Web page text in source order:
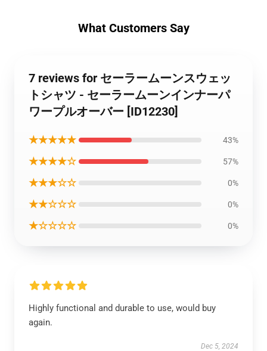
What Customers Say
7 reviews for セーラームーンスウェッ
トシャツ - セーラームーンインナーパ
ワープルオーバー [ID12230]
★★★★★ 43%
★★★★☆ 57%
★★★☆☆ 0%
★★☆☆☆ 0%
★☆☆☆☆ 0%
Highly functional and durable to use, would buy
again.
Dec 5, 2024